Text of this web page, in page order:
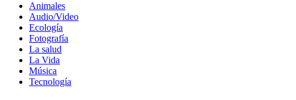
Animales
Audio/Video
Ecología
Fotografía
La salud
La Vida
Música
Tecnología